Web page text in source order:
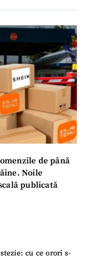
de până
Noile
publicată
cu ce orori s-